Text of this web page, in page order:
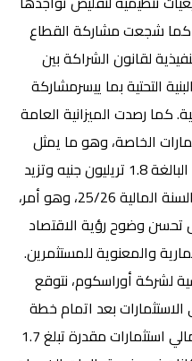
كما شجعت مشاركة القطاع
لقانون الشراكة بين
التحتية بما ييسرمشاركة
كما رصدت الميزانية العامة
الخاصة، وهو ما يمثل
33% تقريبًا من إجمالي الاستثمارات البالغة 1.8 تريليون جنيه وتزيد
هذه النسبة الي 50% تقريبًا بحلول السنة المالية 25/26، وهو أمر،
وضوح رؤية الاقتصاد
والمعنوية للمستثمرين.
لشركة أوراسكوم، نتوقع
بعد اتمام خطة
التنمية العشرية (2014-2024) بإجمالي استثمارات مقدرة تبلغ 1.7